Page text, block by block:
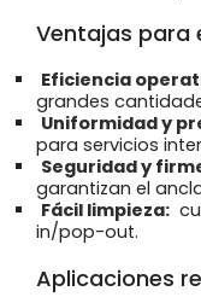
Ventajas para
Eficiencia
grandes
Uniformidad y
para servicios
Seguridad y
garantizan el
Fácil limpieza:
in/pop-out.
Aplicaciones